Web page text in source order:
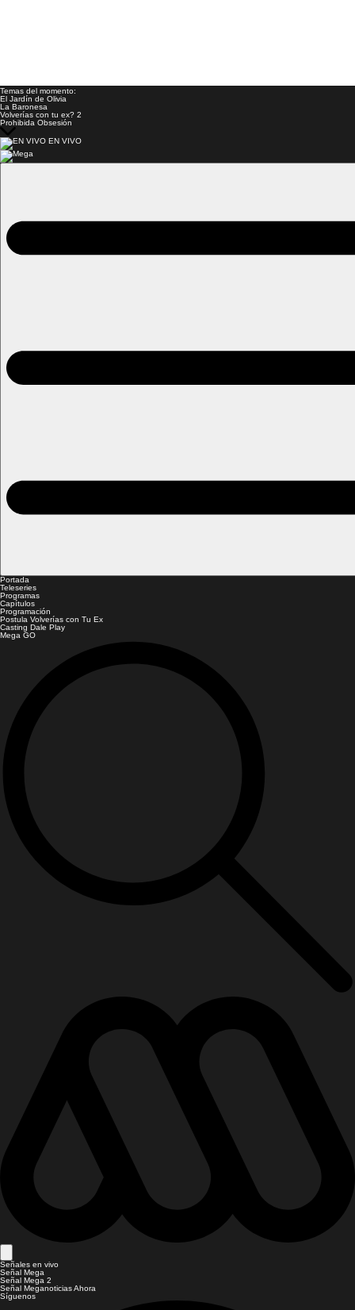
Temas del momento:
El Jardín de Olivia
La Baronesa
Volverías con tu ex? 2
Prohibida Obsesión
EN VIVO
Portada
Teleseries
Programas
Capítulos
Programación
Postula Volverías con Tu Ex
Casting Dale Play
Mega GO
Señales en vivo
Señal Mega
Señal Mega 2
Señal Meganoticias Ahora
Síguenos